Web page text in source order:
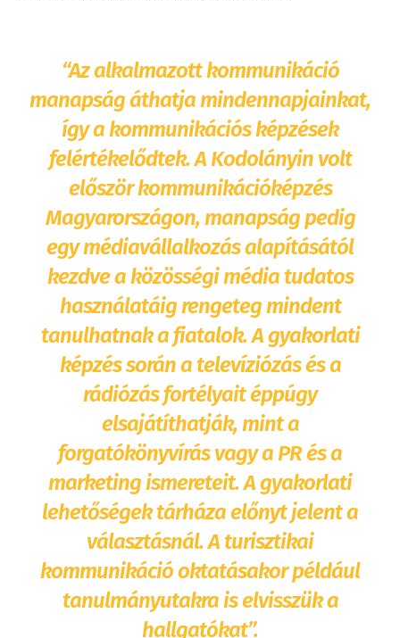
“Az alkalmazott kommunikáció
manapság áthatja mindennapjainkat,
így a kommunikációs képzések
felértékelődtek. A Kodolányin volt
először kommunikációképzés
Magyarországon, manapság pedig
egy médiavállalkozás alapításától
kezdve a közösségi média tudatos
használatáig rengeteg mindent
tanulhatnak a fiatalok. A gyakorlati
képzés során a televíziózás és a
rádiózás fortélyait éppúgy
elsajátíthatják, mint a
forgatókönyvírás vagy a PR és a
marketing ismereteit. A gyakorlati
lehetőségek tárháza előnyt jelent a
választásnál. A turisztikai
kommunikáció oktatásakor például
tanulmányutakra is elvisszük a
hallgatókat”.